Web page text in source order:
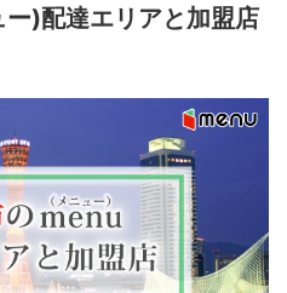
)配達エリアと加盟店